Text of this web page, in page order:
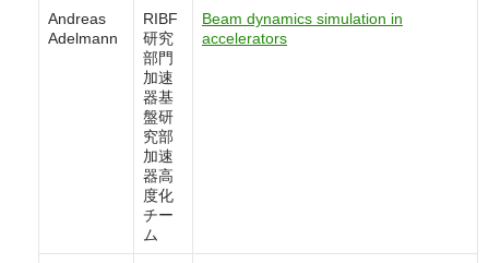
Andreas
Adelmann
RIBF
研究
部門
加速
器基
盤研
究部
加速
器高
度化
チー
ム
Beam dynamics simulation in
accelerators